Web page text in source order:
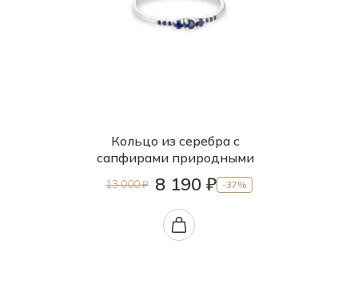
Кольцо из серебра с
сапфирами природными
13 000 ₽ 8 190 ₽ -37%